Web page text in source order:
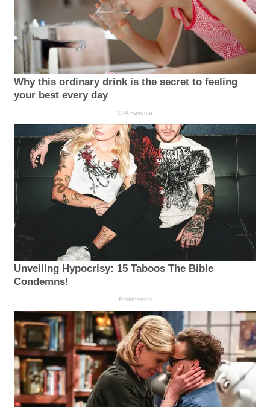
Why this ordinary drink is the secret to feeling
your best every day
CTA Favorite
Unveiling Hypocrisy: 15 Taboos The Bible
Condemns!
Brainberries